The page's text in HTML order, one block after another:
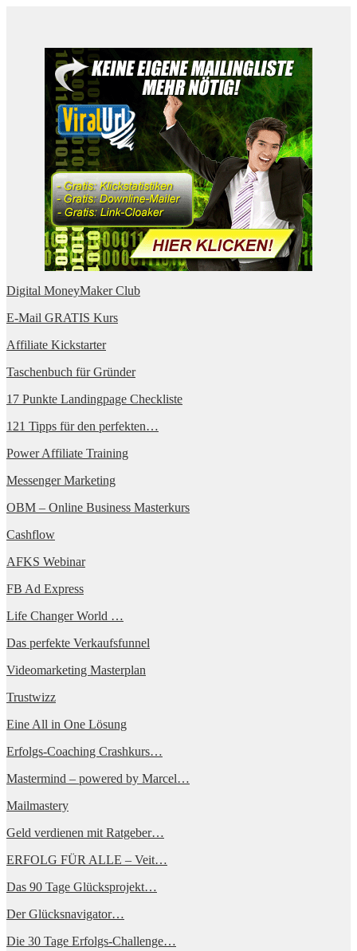
Digital MoneyMaker Club
E-Mail GRATIS Kurs
Affiliate Kickstarter
Taschenbuch für Gründer
17 Punkte Landingpage Checkliste
121 Tipps für den perfekten…
Power Affiliate Training
Messenger Marketing
OBM – Online Business Masterkurs
Cashflow
AFKS Webinar
FB Ad Express
Life Changer World …
Das perfekte Verkaufsfunnel
Videomarketing Masterplan
Trustwizz
Eine All in One Lösung
Erfolgs-Coaching Crashkurs…
Mastermind – powered by Marcel…
Mailmastery
Geld verdienen mit Ratgeber…
ERFOLG FÜR ALLE – Veit…
Das 90 Tage Glücksprojekt…
Der Glücksnavigator…
Die 30 Tage Erfolgs-Challenge…